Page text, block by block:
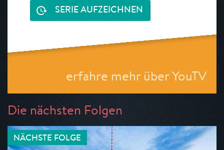
SERIE AUFZEICHNEN
erfahre mehr über YouTV
Die nächsten Folgen
NÄCHSTE FOLGE